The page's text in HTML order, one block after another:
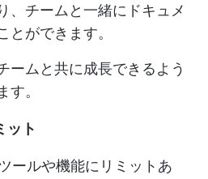
、チームと一緒にドキュメ
とができます。
ームと共に成長できるよう
す。
ット
ールや機能にリミットあ